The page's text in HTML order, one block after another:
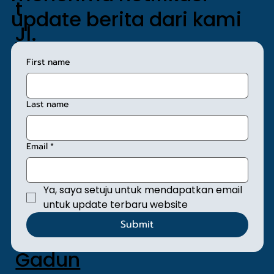
t
Jl.
Sunan
Giri No.
1, Kel.
Rawa
mangu
n,
Kec.
Pulo
Gadun
update berita dari kami
First name
Last name
Email *
Ya, saya setuju untuk mendapatkan email
untuk update terbaru website
Submit